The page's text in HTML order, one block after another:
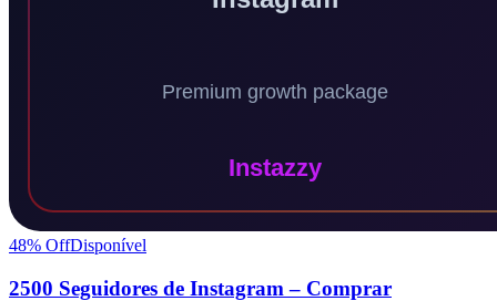
48% OffDisponível
2500 Seguidores de Instagram – Comprar